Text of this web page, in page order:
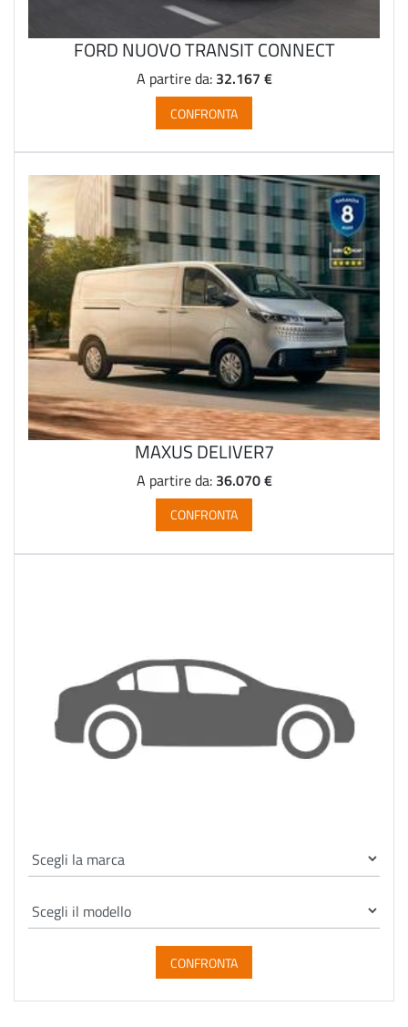
FORD NUOVO TRANSIT CONNECT
A partire da: 32.167 €
CONFRONTA
MAXUS DELIVER7
A partire da: 36.070 €
CONFRONTA
CONFRONTA